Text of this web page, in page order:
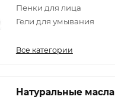
Пенки для лица
Гели для умывания
Все категории
Натуральные масла